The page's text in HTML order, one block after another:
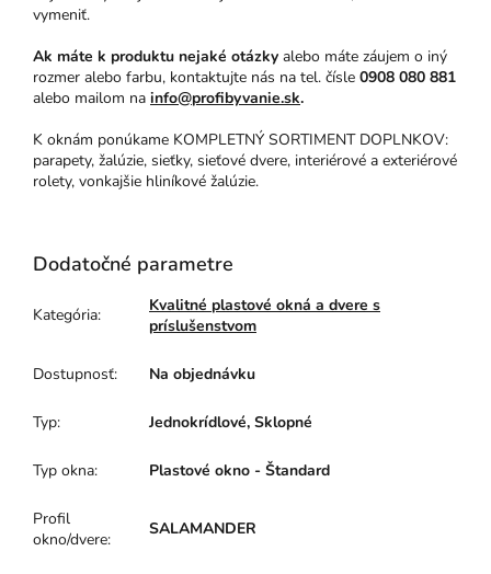
vymeniť.
Ak máte k produktu nejaké otázky alebo máte záujem o iný
rozmer alebo farbu, kontaktujte nás na tel. čísle 0908 080 881
alebo mailom na info@profibyvanie.sk.
K oknám ponúkame KOMPLETNÝ SORTIMENT DOPLNKOV:
parapety, žalúzie, sieťky, sieťové dvere, interiérové a exteriérové
rolety, vonkajšie hliníkové žalúzie.
Dodatočné parametre
Kategória:
Kvalitné plastové okná a dvere s
príslušenstvom
Dostupnosť: Na objednávku
Typ: Jednokrídlové, Sklopné
Typ okna: Plastové okno - Štandard
Profil
okno/dvere:
SALAMANDER